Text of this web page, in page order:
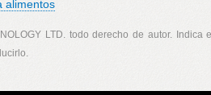
alimentos
LTD. todo derecho de autor.